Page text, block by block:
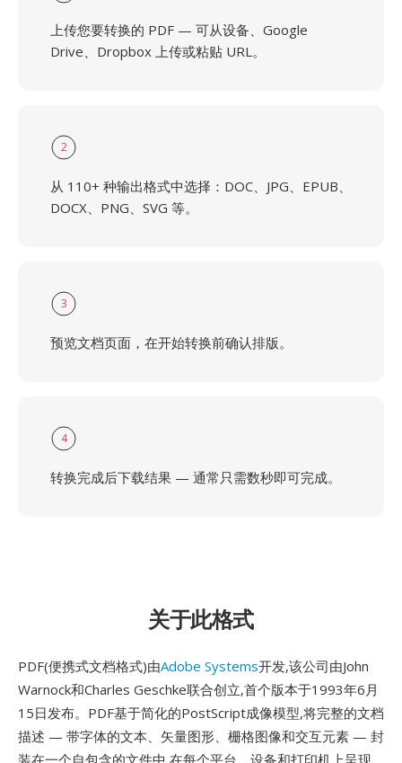
上传您要转换的 PDF — 可从设备、Google
Drive、Dropbox 上传或粘贴 URL。
2
从 110+ 种输出格式中选择：DOC、JPG、EPUB、
DOCX、PNG、SVG 等。
3
预览文档页面，在开始转换前确认排版。
4
转换完成后下载结果 — 通常只需数秒即可完成。
关于此格式
PDF(便携式文档格式)由Adobe Systems开发,该公司由John
Warnock和Charles Geschke联合创立,首个版本于1993年6月
15日发布。PDF基于简化的PostScript成像模型,将完整的文档
描述 — 带字体的文本、矢量图形、栅格图像和交互元素 — 封
装在一个自包含的文件中,在每个平台、设备和打印机上呈现